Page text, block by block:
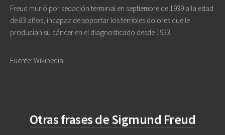
Freud murió por sedación terminal en septiembre de 1939 a la edad
de 83 años, incapaz de soportar los terribles dolores que le
producían su cáncer en el diagnosticado desde 1923.
Fuente: Wikipedia
Otras frases de Sigmund Freud